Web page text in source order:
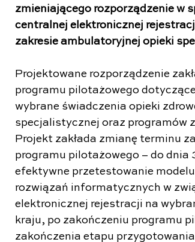
zmieniającego rozporządzenie w
centralnej elektronicznej
zakresie ambulatoryjnej opieki
Projektowane rozporządzenie
programu pilotażowego
wybrane świadczenia opieki
specjalistycznej oraz programów
Projekt zakłada zmianę terminu
programu pilotażowego – do dnia
efektywne przetestowanie
rozwiązań informatycznych w
elektronicznej rejestracji na
kraju, po zakończeniu programu
zakończenia etapu